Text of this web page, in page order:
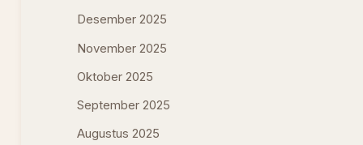
Desember 2025
November 2025
Oktober 2025
September 2025
Augustus 2025